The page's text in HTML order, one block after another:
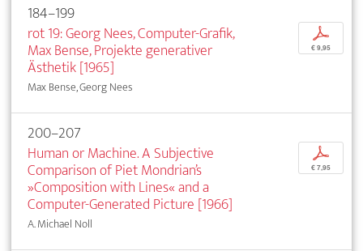
184–199
rot 19: Georg Nees, Computer-Grafik,
Max Bense, Projekte generativer
Ästhetik [1965]
Max Bense, Georg Nees
p
€ 9,95
200–207
Human or Machine. A Subjective
Comparison of Piet Mondrian’s
»Composition with Lines« and a
Computer-Generated Picture [1966]
A. Michael Noll
p
€ 7,95